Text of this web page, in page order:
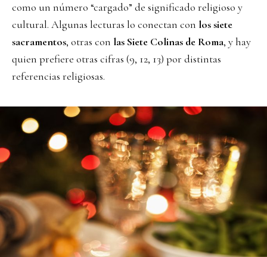
como un número “cargado” de significado religioso y
cultural. Algunas lecturas lo conectan con los siete
sacramentos, otras con las Siete Colinas de Roma, y hay
quien prefiere otras cifras (9, 12, 13) por distintas
referencias religiosas.